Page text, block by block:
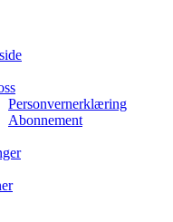
Personvernerklæring
Abonnement